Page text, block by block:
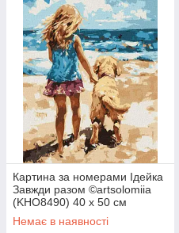
Картина за номерами Ідейка
Завжди разом ©artsolomiia
(KHO8490) 40 х 50 см
Немає в наявності